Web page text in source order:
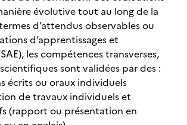
évolutive tout au long de la
d’attendus observables ou
d’apprentissages et
les compétences transverses,
sont validées par des :
écrits ou oraux individuels
de travaux individuels et
(rapport ou présentation en